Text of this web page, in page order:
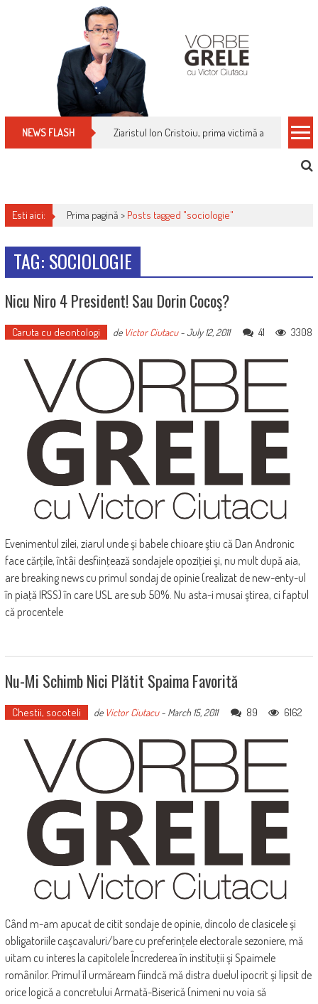
NEWS FLASH Ziaristul Ion Cristoiu, prima victimă a noi
Esti aici: Prima pagină > Posts tagged "sociologie"
TAG: SOCIOLOGIE
Nicu Niro 4 President! Sau Dorin Cocoş?
Caruta cu deontologi de Victor Ciutacu-July 12, 2011 41 3308
Evenimentul zilei, ziarul unde şi babele chioare ştiu că Dan Andronic
face cărţile, întâi desfiinţează sondajele opoziţiei şi, nu mult după aia,
are breaking news cu primul sondaj de opinie (realizat de new-enty-ul
în piaţă IRSS) în care USL are sub 50%. Nu asta-i musai ştirea, ci faptul
că procentele
Nu-Mi Schimb Nici Plătit Spaima Favorită
Chestii, socoteli de Victor Ciutacu- March 15, 2011 89 6162
Când m-am apucat de citit sondaje de opinie, dincolo de clasicele şi
obligatoriile caşcavaluri/bare cu preferinţele electorale sezoniere, mă
uitam cu interes la capitolele Încrederea în instituţii şi Spaimele
românilor. Primul îl urmăream fiindcă mă distra duelul ipocrit şi lipsit de
orice logică a concretului Armată-Biserică (nimeni nu voia să